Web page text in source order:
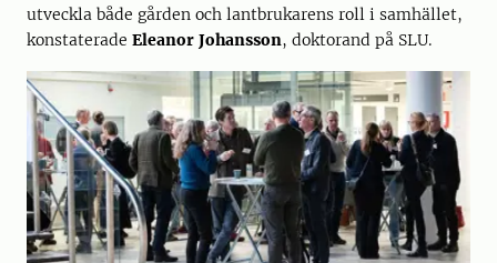
utveckla både gården och lantbrukarens roll i samhället,
konstaterade Eleanor Johansson, doktorand på SLU.